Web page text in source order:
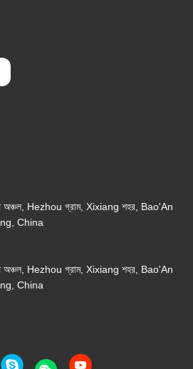
অঞ্চল, Hezhou গ্রাম, Xixiang শহর, Bao'An
China
অঞ্চল, Hezhou গ্রাম, Xixiang শহর, Bao'An
China